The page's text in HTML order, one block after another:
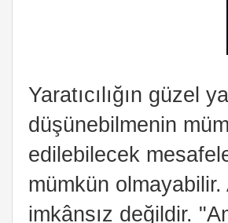
Yaratıcılığın güzel
düşünebilmenin
edilebilecek
mümkün
imkânsız değildir.